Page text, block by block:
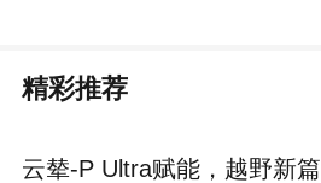
精彩推荐
云辇-P Ultra赋能，越野新篇